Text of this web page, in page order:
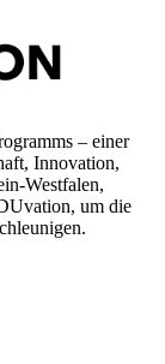
– einer
Innovation,
Westfalen,
um die